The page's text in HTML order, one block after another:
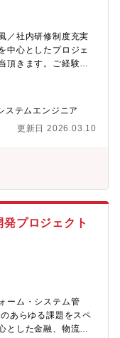
ーンがございます。
経験を積むことも可
ロップメントコンサ
て、事業創造や顧客
テークホルダーやチ
に、最適なアーキテ
スIT部門としてハイ
きます。■中途入社多
で構成されておりま
ラットに評価いただ
壁もないため、非常
部品メーカーで国内
受注し、新車開発な
納入までを一貫して
できる環境が整って
／社内研修制度充実
中心としたプロジェ
頂きます。ご経験・
■案件事例2：クレジ
度研修制度を活用し
プ・キャリアチェン
育用の動画や課題をカ
て様々なことにチャ
技術等)経験してい
指し、2022年1月に
よう内勤へ異動さ
社風エンジニアがや
。エンジニアとして
…直近でも内勤に異
たい方向へ進むこと
ステムエンジニア
更新日 2026.03.10
発プロジェクト
ーム・システム管
あらゆる課題をスペ
とした金融、物流、